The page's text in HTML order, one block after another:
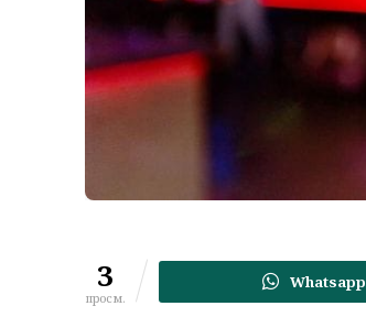
3
просм.
Whatsapp